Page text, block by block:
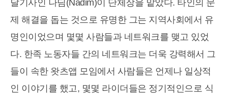
달기사인 나딤(Nadim)이 단체장을 맡았다. 타인의 문
제 해결을 돕는 것으로 유명한 그는 지역사회에서 유
명인이었으며 몇몇 사람들과 네트워크를 맺고 있었
다. 한족 노동자들 간의 네트워크는 더욱 강력해서 그
들이 속한 왓츠앱 모임에서 사람들은 언제나 일상적
인 이야기를 했고, 몇몇 라이더들은 정기적인으로 식